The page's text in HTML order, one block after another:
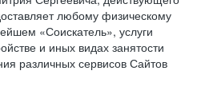
любому физическому
«Соискатель», услуги
и иных видах занятости
различных сервисов Сайтов